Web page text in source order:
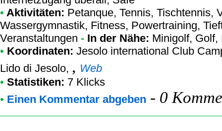
• Aktivitäten: Petanque, Tennis, Tischtennis,
Wassergymnastik, Fitness, Powertraining,
Veranstaltungen - In der Nähe: Minigolf, Golf,
• Koordinaten: Jesolo international Club
Lido di Jesolo, , Web
• Statistiken: 7 Klicks
• Einen Kommentar abgeben - 0